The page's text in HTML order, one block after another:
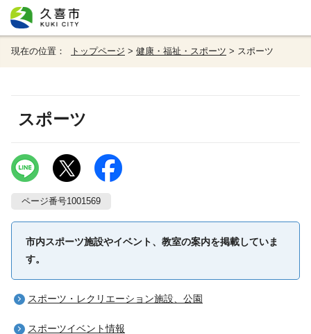
現在の位置： トップページ > 健康・福祉・スポーツ > スポーツ
スポーツ
ページ番号1001569
市内スポーツ施設やイベント、教室の案内を掲載していま
す。
スポーツ・レクリエーション施設、公園
スポーツイベント情報